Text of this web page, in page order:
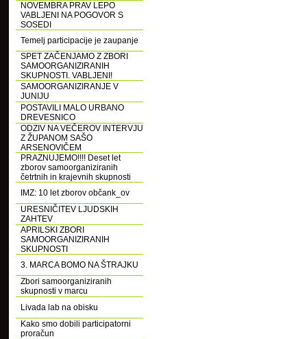
NOVEMBRA PRAV LEPO
VABLJENI NA POGOVOR S
SOSEDI
Temelj participacije je zaupanje
SPET ZAČENJAMO Z ZBORI
SAMOORGANIZIRANIH
SKUPNOSTI. VABLJENI!
SAMOORGANIZIRANJE V
JUNIJU
POSTAVILI MALO URBANO
DREVESNICO
ODZIV NA VEČEROV INTERVJU
Z ŽUPANOM SAŠO
ARSENOVIČEM
PRAZNUJEMO!!!! Deset let
zborov samoorganiziranih
četrtnih in krajevnih skupnosti
IMZ: 10 let zborov občank_ov
URESNIČITEV LJUDSKIH
ZAHTEV
APRILSKI ZBORI
SAMOORGANIZIRANIH
SKUPNOSTI
3. MARCA BOMO NA ŠTRAJKU
Zbori samoorganiziranih
skupnosti v marcu
Livada lab na obisku
Kako smo dobili participatorni
proračun